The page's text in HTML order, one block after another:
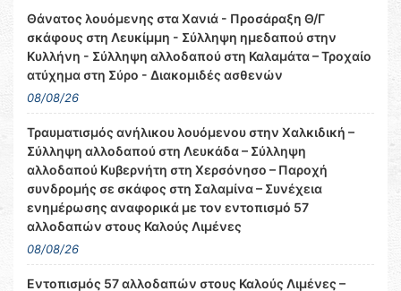
Θάνατος λουόμενης στα Χανιά - Προσάραξη Θ/Γ
σκάφους στη Λευκίμμη - Σύλληψη ημεδαπού στην
Κυλλήνη - Σύλληψη αλλοδαπού στη Καλαμάτα – Τροχαίο
ατύχημα στη Σύρο - Διακομιδές ασθενών
08/08/26
Τραυματισμός ανήλικου λουόμενου στην Χαλκιδική –
Σύλληψη αλλοδαπού στη Λευκάδα – Σύλληψη
αλλοδαπού Κυβερνήτη στη Χερσόνησο – Παροχή
συνδρομής σε σκάφος στη Σαλαμίνα – Συνέχεια
ενημέρωσης αναφορικά με τον εντοπισμό 57
αλλοδαπών στους Καλούς Λιμένες
08/08/26
Εντοπισμός 57 αλλοδαπών στους Καλούς Λιμένες –